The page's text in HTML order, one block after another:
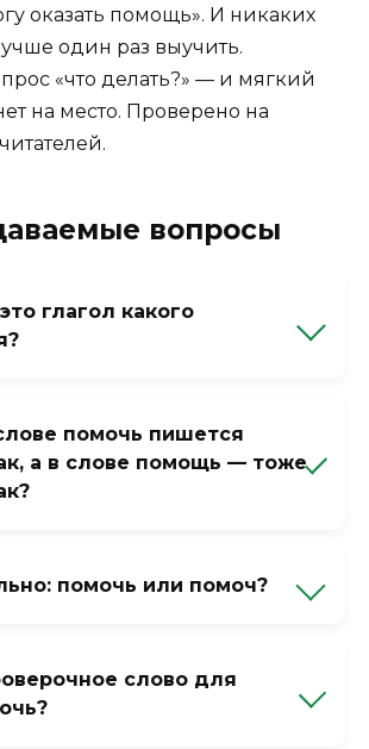
оказать помощь». И никаких
один раз выучить.
«что делать?» — и мягкий
на место. Проверено на
вопросы
глагол какого
поможешь, он поможет.
помочь пишется
а в слове помощь — тоже
помощь Ь — показатель
помочь или помоч?
слова в русском языке нет.
слово для